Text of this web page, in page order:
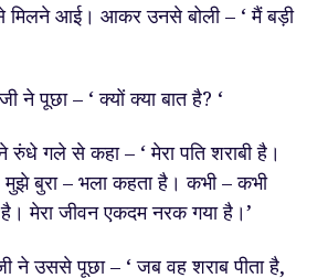
से मिलने आई। आकर उनसे बोली – ‘ मैं बड़ी
– ‘ क्यों क्या बात है? ‘
से कहा – ‘ मेरा पति शराबी है।
मुझे बुरा – भला कहता है। कभी – कभी
है। मेरा जीवन एकदम नरक गया है।’
पूछा – ‘ जब वह शराब पीता है,